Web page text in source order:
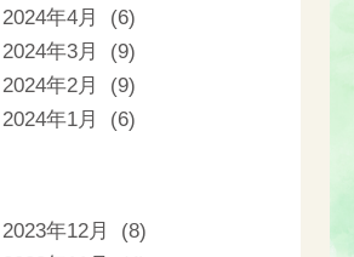
2024年4月 (6)
2024年3月 (9)
2024年2月 (9)
2024年1月 (6)
2023年12月 (8)